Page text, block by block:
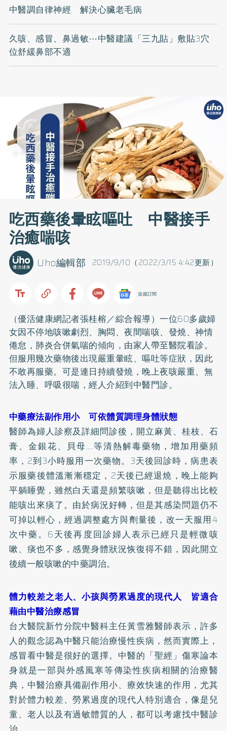
中醫調自律神經 解決心臟老毛病
久咳、感冒、鼻過敏⋯中醫建議「三九貼」敷貼3穴
位舒緩鼻部不適
吃西藥後暈眩嘔吐 中醫接手
治癒喘咳
2019/9/10（2022/3/15 4:42更新）
Uho編輯部
追蹤訂閱
（優活健康網記者張桂榕／綜合報導）一位60多歲婦
女因不停地咳嗽劇烈、胸悶、夜間喘咳、發燒、神情
倦怠，肺炎合併氣喘的傾向，由家人帶至醫院看診。
但服用幾次藥物後出現嚴重暈眩、嘔吐等症狀，因此
不敢再服藥。可是連日持續發燒，晚上夜咳嚴重、無
法入睡、呼吸很喘，經人介紹到中醫門診。
中藥療法副作用小 可依體質調理身體狀態
醫師為婦人診察及詳細問診後，開立麻黃、桂枝、石
膏、金銀花、貝母....等清熱解毒藥物，增加用藥頻
率，2到3小時服用一次藥物。3天後回診時，病患表
示服藥後體溫漸漸穩定，2天後已經退燒，晚上能夠
平躺睡覺，雖然白天還是頻繁咳嗽，但是聽得出比較
能咳出來痰了。由於病況好轉，但是其感染問題仍不
可掉以輕心，經過調整處方與劑量後，改一天服用4
次中藥。6天後再度回診婦人表示已經只是輕微咳
嗽、痰也不多，感覺身體狀況恢復得不錯，因此開立
後續一般咳嗽的中藥調治。
體力較差之老人、小孩與勞累過度的現代人 皆適合
藉由中醫治療感冒
台大醫院新竹分院中醫科主任黃雪雅醫師表示，許多
人的觀念認為中醫只能治療慢性疾病，然而實際上，
感冒看中醫是很好的選擇。中醫的「聖經」傷寒論本
身就是一部與外感風寒等傳染性疾病相關的治療醫
典，中醫治療具備副作用小、療效快速的作用，尤其
對於體力較差、勞累過度的現代人特別適合，像是兒
童、老人以及有過敏體質的人，都可以考慮找中醫診